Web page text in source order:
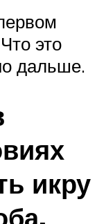
это
дальше.
икру